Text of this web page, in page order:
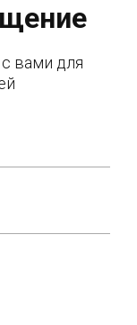
вами для